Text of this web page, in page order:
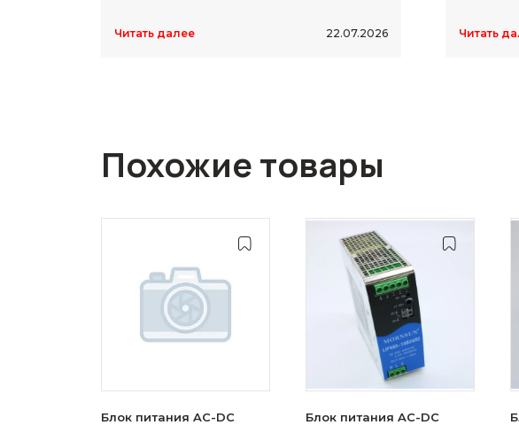
Читать далее 22.07.2026 Читать
Похожие товары
Блок питания AC-DC
Блок питания AC-DC